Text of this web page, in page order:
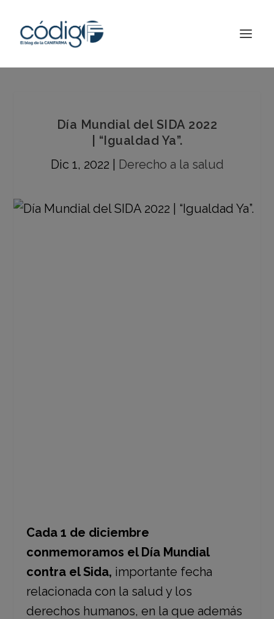
Día Mundial del SIDA 2022
| “Igualdad Ya”.
Dic 1, 2022
Derecho a la salud
Cada 1 de diciembre
conmemoramos el Día Mundial
contra el Sida, importante fecha
relacionada con la salud y los
derechos humanos, en la que además